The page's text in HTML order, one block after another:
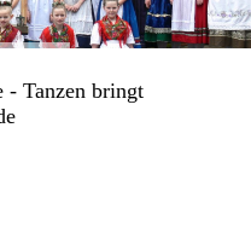
- Tanzen bringt